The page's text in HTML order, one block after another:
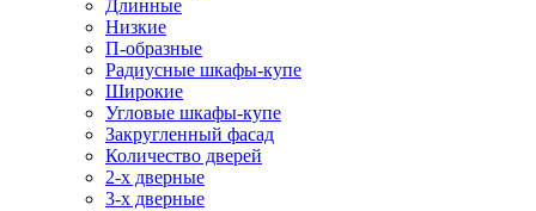
Длинные
Низкие
П-образные
Радиусные шкафы-купе
Широкие
Угловые шкафы-купе
Закругленный фасад
Количество дверей
2-х дверные
3-х дверные